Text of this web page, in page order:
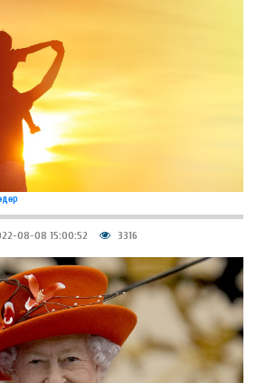
08-08 15:00:52 3316